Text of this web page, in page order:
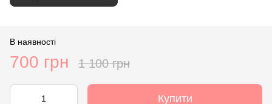
В наявності
700 грн 1 100 грн
Купити